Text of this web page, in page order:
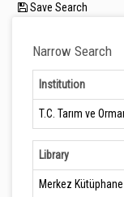
Save Search
Narrow Search
Institution
T.C. Tarım ve
Library
Merkez Kütüphane